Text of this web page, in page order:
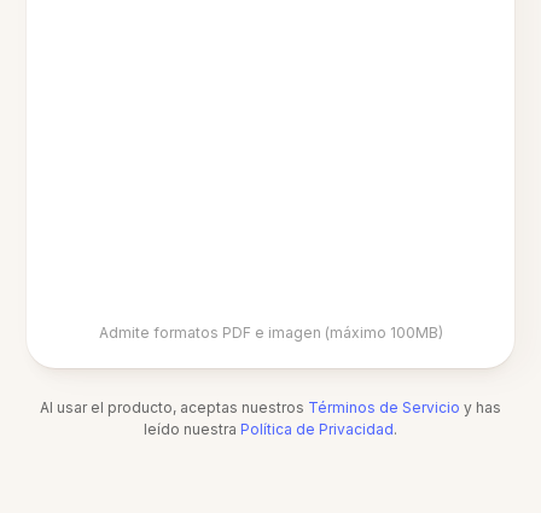
Admite formatos PDF e imagen (máximo 100MB)
Al usar el producto, aceptas nuestros Términos de Servicio y has
leído nuestra Política de Privacidad.